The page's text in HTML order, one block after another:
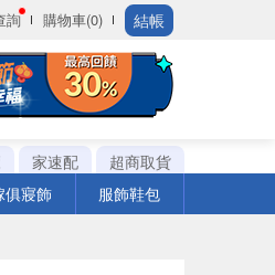
詢 購物車(0) 結帳
家速配
超商取貨
俱寢飾 服飾鞋包